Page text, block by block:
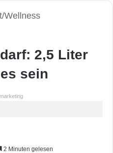
Wellness
2,5 Liter
sein
2 Minuten gelesen